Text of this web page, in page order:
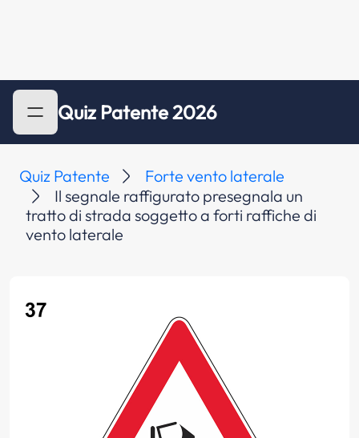
Quiz Patente 2026
Quiz Patente
Forte vento laterale
Il segnale raffigurato presegnala un
tratto di strada soggetto a forti raffiche di
vento laterale